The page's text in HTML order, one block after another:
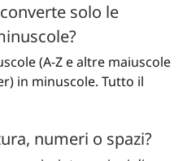
solo le
(A-Z e altre maiuscole
in minuscole. Tutto il
numeri o spazi?